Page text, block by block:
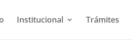
Institucional Trámites